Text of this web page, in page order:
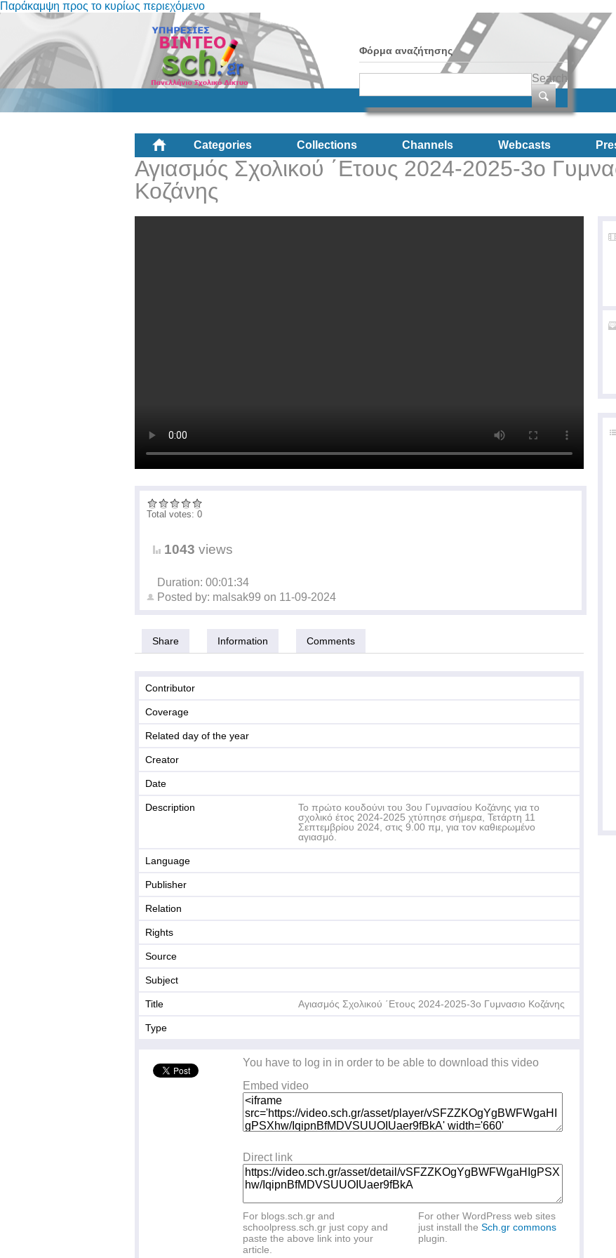
Παράκαμψη προς το κυρίως περιεχόμενο
Φόρμα αναζήτησης
Search
Categories Collections Channels Webcasts
Αγιασμός Σχολικού ΄Ετους 2024-2025-3ο
Κοζάνης
Total votes: 0
1043 views
Duration: 00:01:34
Posted by: malsak99 on 11-09-2024
Share Information Comments
Contributor
Coverage
Related day of the year
Creator
Date
Description
Το πρώτο κουδούνι του 3ου Γυμνασίου Κοζάνης για το
σχολικό έτος 2024-2025 χτύπησε σήμερα, Τετάρτη 11
Σεπτεμβρίου 2024, στις 9.00 πμ, για τον καθιερωμένο
αγιασμό.
Language
Publisher
Relation
Rights
Source
Subject
Title Αγιασμός Σχολικού ΄Ετους 2024-2025-3ο Γυμνασιο Κοζάνης
Type
You have to log in in order to be able to download this video
Embed video
Direct link
For blogs.sch.gr and
schoolpress.sch.gr just copy and
paste the above link into your
article.
For other WordPress web sites
just install the Sch.gr commons
plugin.